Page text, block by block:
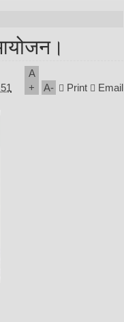
A
+
A- Print Email